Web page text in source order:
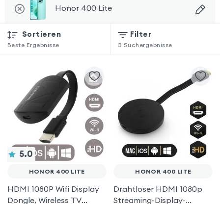
Honor 400 Lite
Sortieren
Beste Ergebnisse
Filter
3 Suchergebnisse
5.0
HONOR 400 LITE
HDMI 1080P Wifi Display
Dongle, Wireless TV
HONOR 400 LITE
Drahtloser HDMI 1080p
Streaming-Display-